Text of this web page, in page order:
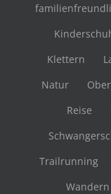
Klettern
Natur
Reise
Trailrunning
Wandern